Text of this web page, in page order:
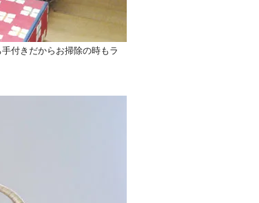
付きだからお掃除の時もラ